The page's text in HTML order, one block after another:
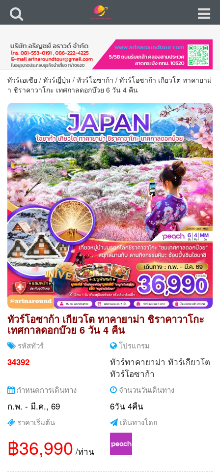
ทัวร์เอเซีย / ทัวร์ญี่ปุ่น / ทัวร์โอซาก้า / ทัวร์โอซาก้า เกียวโต ทาคายาม่
า ชิราคาวาโกะ เทศกาลดอกบ๊วย 6 วัน 4 คืน
ทัวร์โอซาก้า เกียวโต ทาคายาม่า ชิราคาวาโกะ
เทศกาลดอกบ๊วย 6 วัน 4 คืน
รหัสทัวร์
34392
โปรแกรม
ทัวร์ทาคายาม่า ทัวร์เกียวโต
ทัวร์โอซาก้า
กำหนดการเดินทาง
ก.พ. - มี.ค., 69
จำนวนวันเดินทาง
6วัน 4คืน
ราคาเริ่มต้น
฿36,990 /ท่าน
เดินทางโดย